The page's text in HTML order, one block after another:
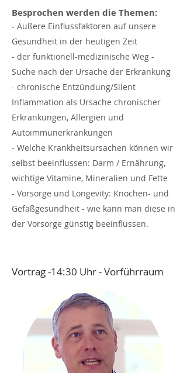
Besprochen werden die Themen:
- Äußere Einflussfaktoren auf unsere
Gesundheit in der heutigen Zeit
- der funktionell-medizinische Weg -
Suche nach der Ursache der Erkrankung
- chronische Entzündung/Silent
Inflammation als Ursache chronischer
Erkrankungen, Allergien und
Autoimmunerkrankungen
- Welche Krankheitsursachen können wir
selbst beeinflussen: Darm / Ernährung,
wichtige Vitamine, Mineralien und Fette
- Vorsorge und Longevity: Knochen- und
Gefäßgesundheit - wie kann man diese in
der Vorsorge günstig beeinflussen.
Vortrag -14:30 Uhr - Vorführraum